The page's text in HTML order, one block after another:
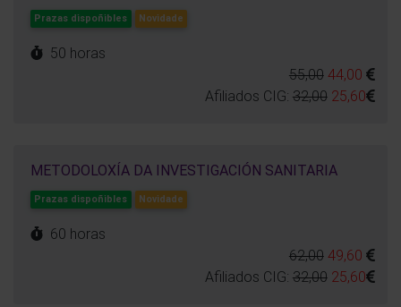
Prazas dispoñibles Novidade
50 horas
55,00 44,00
Afiliados CIG: 32,00 25,60
METODOLOXÍA DA INVESTIGACIÓN SANITARIA
Prazas dispoñibles Novidade
60 horas
62,00 49,60
Afiliados CIG: 32,00 25,60